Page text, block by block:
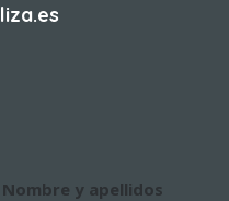
Nombre y apellidos